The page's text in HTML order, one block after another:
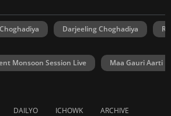
Darjeeling Choghadiya
Monsoon Session Live Maa Gauri Aarti
DAILYO ICHOWK ARCHIVE